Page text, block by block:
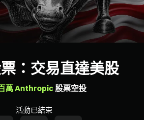
：交易直達美股
萬 Anthropic 股票空投
活動已結束